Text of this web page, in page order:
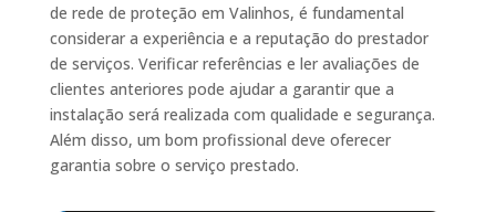
de rede de proteção em Valinhos, é fundamental
considerar a experiência e a reputação do prestador
de serviços. Verificar referências e ler avaliações de
clientes anteriores pode ajudar a garantir que a
instalação será realizada com qualidade e segurança.
Além disso, um bom profissional deve oferecer
garantia sobre o serviço prestado.